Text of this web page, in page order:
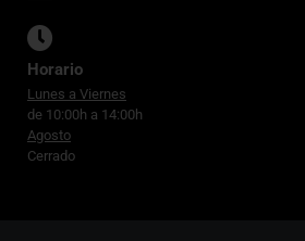
Horario
Lunes a Viernes
de 10:00h a 14:00h
Agosto
Cerrado